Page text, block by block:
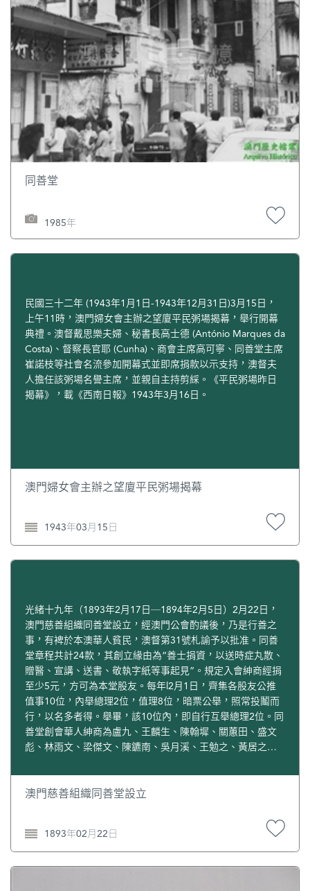
同善堂
1985年
民國三十二年 (1943年1月1日-1943年12月31日)3月15日，
上午11時，澳門婦女會主辦之望廈平民粥場揭幕，舉行開幕
典禮。澳督戴思樂夫婦、秘書長高士德 (António Marques da
Costa)、督察長官耶 (Cunha)、商會主席高可寧、同善堂主席
崔諾枝等社會名流參加開幕式並即席捐款以示支持，澳督夫
人擔任該粥場名譽主席，並親自主持剪綵。《平民粥場昨日
揭幕》，載《西南日報》1943年3月16日。
澳門婦女會主辦之望廈平民粥場揭幕
1943年03月15日
光緒十九年（1893年2月17日─1894年2月5日）2月22日，
澳門慈善組織同善堂設立，經澳門公會酌議後，乃是行善之
事，有裨於本澳華人貧民，澳督第31號札諭予以批准。同善
堂章程共計24款，其創立緣由為“善士捐資，以送時症丸散、
贈醫、宣講、送書、敬執字紙等事起見”。規定入會紳商經捐
至少5元，方可為本堂股友。每年l2月1日，齊集各股友公推
值事10位，內舉總理2位，值理8位，暗票公舉，照常投鬮而
行，以名多者得。舉畢，該10位內，即自行互舉總理2位。同
善堂創會華人紳商為盧九、王麟生、陳翰墀、關蕙田、盛文
彪、林雨文、梁傑文、陳鑣南、吳月溪、王勉之、黃居之、
雲、王少良、黎乙真、胡海籌、張鳳儔、鄭坤之、杜鑒清、
張敬堂、蔡羨卿、梁廣文、李綬珊、鄭麟初、張鑒田、張心
王岐卿、羅熙耀、吳熾生、蕭焱翹、林應奎、梁兩初、程霖
棠、鮑序義、鮑玉林。同善堂創立之初，堂址選在議事亭前
地14號，與孫逸仙之醫館議事亭前地16號相鄰。《澳門政府
憲報》1893年2月25日第8號。同善堂值理會編：《同善堂
澳門慈善組織同善堂設立
1893年02月22日